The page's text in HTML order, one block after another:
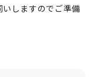
しますのでご準備